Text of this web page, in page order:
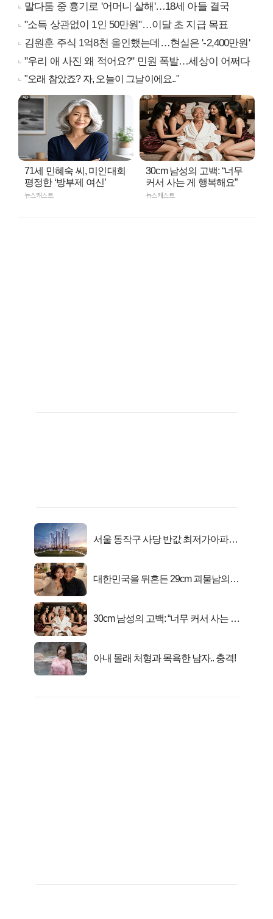
말다툼 중 흉기로 '어머니 살해'…18세 아들 결국
"소득 상관없이 1인 50만원"…이달 초 지급 목표
김원훈 주식 1억8천 올인했는데…현실은 '-2,400만원'
"우리 애 사진 왜 적어요?" 민원 폭발…세상이 어쩌다
"오래 참았죠? 자, 오늘이 그날이에요.."
71세 민혜숙 씨, 미인대회
평정한 ‘방부제 여신’
뉴스캐스트
30cm 남성의 고백: “너무
커서 사는 게 행복해요”
뉴스캐스트
서울 동작구 사당 반값 최저가아파트
대한민국을 뒤흔든 29cm 괴물남의
30cm 남성의 고백: “너무 커서 사는 게
아내 몰래 처형과 목욕한 남자.. 충격!